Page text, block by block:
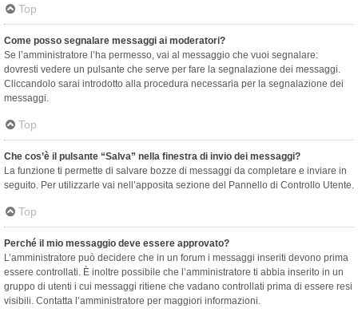
Top
Come posso segnalare messaggi ai moderatori?
Se l’amministratore l’ha permesso, vai al messaggio che vuoi segnalare:
dovresti vedere un pulsante che serve per fare la segnalazione dei messaggi.
Cliccandolo sarai introdotto alla procedura necessaria per la segnalazione dei
messaggi.
Top
Che cos’è il pulsante “Salva” nella finestra di invio dei messaggi?
La funzione ti permette di salvare bozze di messaggi da completare e inviare in
seguito. Per utilizzarle vai nell’apposita sezione del Pannello di Controllo Utente.
Top
Perché il mio messaggio deve essere approvato?
L’amministratore può decidere che in un forum i messaggi inseriti devono prima
essere controllati. È inoltre possibile che l’amministratore ti abbia inserito in un
gruppo di utenti i cui messaggi ritiene che vadano controllati prima di essere resi
visibili. Contatta l’amministratore per maggiori informazioni.